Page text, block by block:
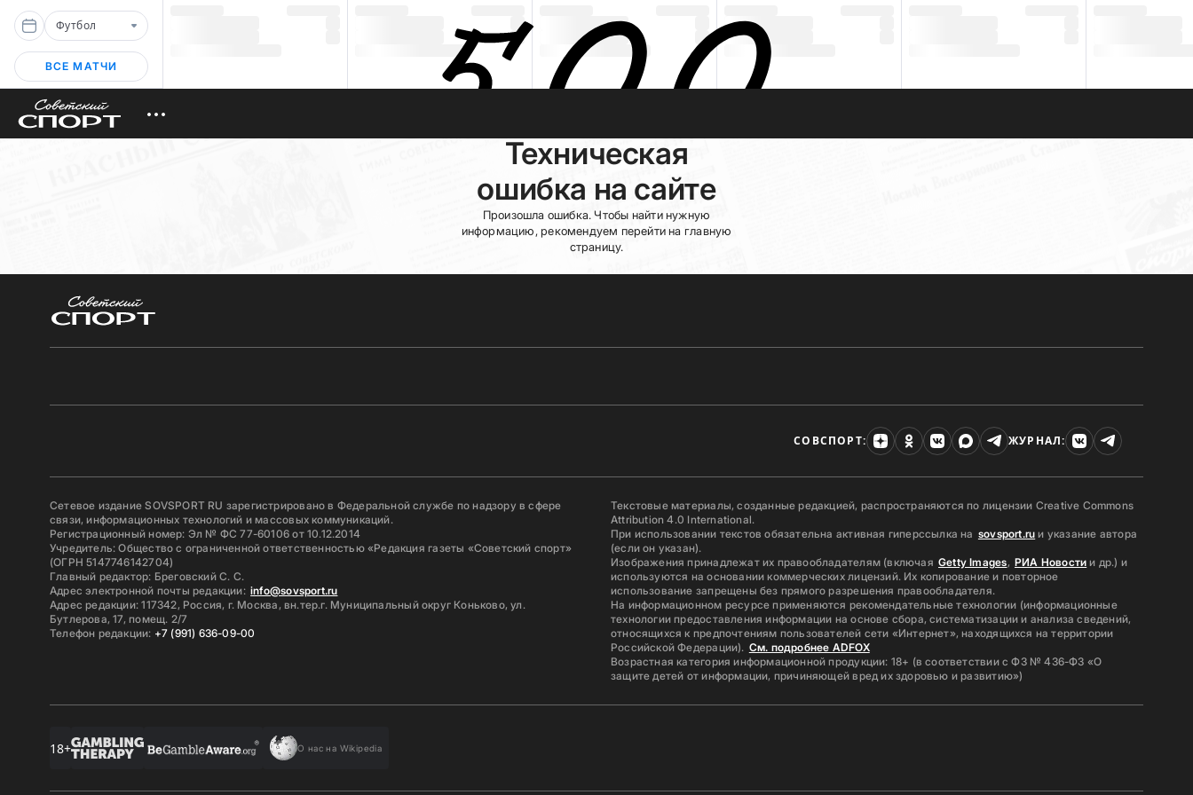
Футбол
ВСЕ МАТЧИ
Техническая
ошибка на сайте
Произошла ошибка. Чтобы найти нужную
информацию, рекомендуем перейти на главную
страницу.
СОВСПОРТ: ЖУРНАЛ:
Сетевое издание SOVSPORT RU зарегистрировано в Федеральной службе по надзору в сфере
связи, информационных технологий и массовых коммуникаций.
Регистрационный номер: Эл № ФС 77-60106 от 10.12.2014
Учредитель: Общество с ограниченной ответственностью «Редакция газеты «Советский спорт»
(ОГРН 5147746142704)
Главный редактор: Бреговский С. С.
Адрес электронной почты редакции: info@sovsport.ru
Адрес редакции: 117342, Россия, г. Москва, вн.тер.г. Муниципальный округ Коньково, ул.
Бутлерова, 17, помещ. 2/7
Телефон редакции: +7 (991) 636-09-00
Текстовые материалы, созданные редакцией, распространяются по лицензии Creative Commons
Attribution 4.0 International.
При использовании текстов обязательна активная гиперссылка на sovsport.ru и указание автора
(если он указан).
Изображения принадлежат их правообладателям (включая Getty Images, РИА Новости и др.) и
используются на основании коммерческих лицензий. Их копирование и повторное
использование запрещены без прямого разрешения правообладателя.
На информационном ресурсе применяются рекомендательные технологии (информационные
технологии предоставления информации на основе сбора, систематизации и анализа сведений,
относящихся к предпочтениям пользователей сети «Интернет», находящихся на территории
Российской Федерации). См. подробнее ADFOX
Возрастная категория информационной продукции: 18+ (в соответствии с ФЗ № 436-ФЗ «О
защите детей от информации, причиняющей вред их здоровью и развитию»)
18+ О нас на Wikipedia